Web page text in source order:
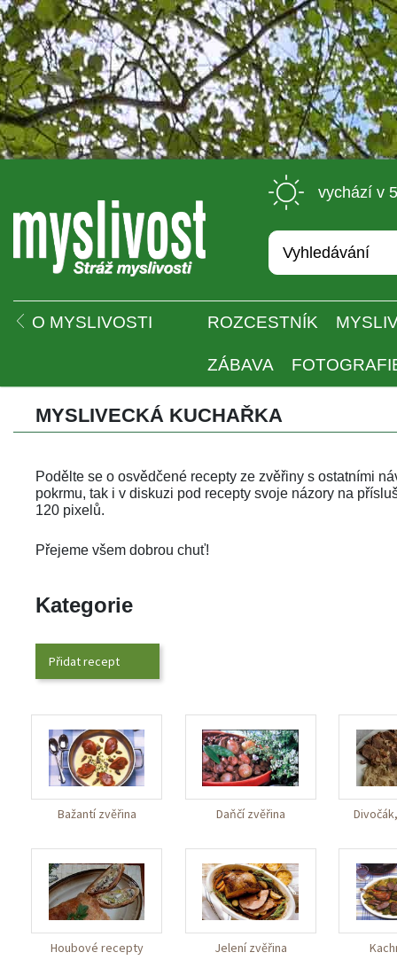
vychází v
O MYSLIVOSTI ROZCESTNÍK
ZÁBAVA
MYSLIVECKÁ KUCHAŘKA
Podělte se o osvědčené recepty ze zvěřiny s ostatními
pokrmu, tak i v diskuzi pod recepty svoje názory na
120 pixelů.
Přejeme všem dobrou chuť!
Kategorie
Přidat recept
Bažantí zvěřina Daňčí zvěřina
Houbové recepty Jelení zvěřina